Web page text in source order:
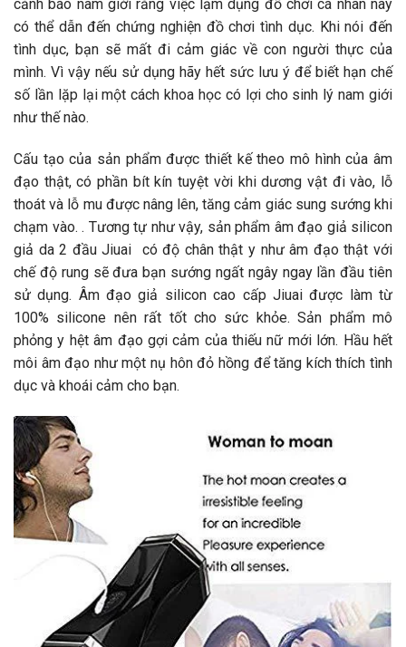
cảnh báo nam giới rằng việc lạm dụng đồ chơi cá nhân này
có thể dẫn đến chứng nghiện đồ chơi tình dục. Khi nói đến
tình dục, bạn sẽ mất đi cảm giác về con người thực của
mình. Vì vậy nếu sử dụng hãy hết sức lưu ý để biết hạn chế
số lần lặp lại một cách khoa học có lợi cho sinh lý nam giới
như thế nào.
Cấu tạo của sản phẩm được thiết kế theo mô hình của âm
đạo thật, có phần bít kín tuyệt vời khi dương vật đi vào, lỗ
thoát và lỗ mu được nâng lên, tăng cảm giác sung sướng khi
chạm vào. . Tương tự như vậy, sản phẩm âm đạo giả silicon
giả da 2 đầu Jiuai có độ chân thật y như âm đạo thật với
chế độ rung sẽ đưa bạn sướng ngất ngây ngay lần đầu tiên
sử dụng. Âm đạo giả silicon cao cấp Jiuai được làm từ
100% silicone nên rất tốt cho sức khỏe. Sản phẩm mô
phỏng y hệt âm đạo gợi cảm của thiếu nữ mới lớn. Hầu hết
môi âm đạo như một nụ hôn đỏ hồng để tăng kích thích tình
dục và khoái cảm cho bạn.